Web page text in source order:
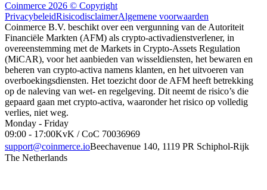
Coinmerce 2026 © Copyright
PrivacybeleidRisicodisclaimerAlgemene voorwaarden
Coinmerce B.V. beschikt over een vergunning van de Autoriteit
Financiële Markten (AFM) als crypto-activadienstverlener, in
overeenstemming met de Markets in Crypto-Assets Regulation
(MiCAR), voor het aanbieden van wisseldiensten, het bewaren en
beheren van crypto-activa namens klanten, en het uitvoeren van
overboekingsdiensten. Het toezicht door de AFM heeft betrekking
op de naleving van wet- en regelgeving. Dit neemt de risico’s die
gepaard gaan met crypto-activa, waaronder het risico op volledig
verlies, niet weg.
Monday - Friday
09:00 - 17:00KvK / CoC 70036969
support@coinmerce.ioBeechavenue 140, 1119 PR Schiphol-Rijk
The Netherlands